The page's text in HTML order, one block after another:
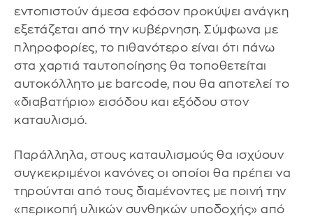
εντοπιστούν άμεσα εφόσον προκύψει ανάγκη
εξετάζεται από την κυβέρνηση. Σύμφωνα με
πληροφορίες, το πιθανότερο είναι ότι πάνω
στα χαρτιά ταυτοποίησης θα τοποθετείται
αυτοκόλλητο με barcode, που θα αποτελεί το
«διαβατήριο» εισόδου και εξόδου στον
καταυλισμό.
Παράλληλα, στους καταυλισμούς θα ισχύουν
συγκεκριμένοι κανόνες οι οποίοι θα πρέπει να
τηρούνται από τους διαμένοντες με ποινή την
«περικοπή υλικών συνθηκών υποδοχής» από